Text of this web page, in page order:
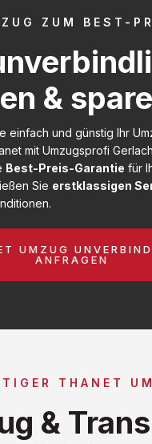
ZUM BEST-
&
einfach und günstig Ihr
mit Umzugsprofi
Best-Preis-Garantie für
Sie erstklassigen
UMZUG
ANFRAGEN
THANET
&